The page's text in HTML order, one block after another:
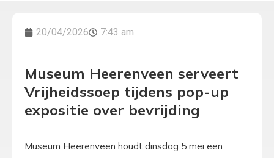
20/04/2026 7:43 am
Museum Heerenveen serveert
Vrijheidssoep tijdens pop-up
expositie over bevrijding
Museum Heerenveen houdt dinsdag 5 mei een